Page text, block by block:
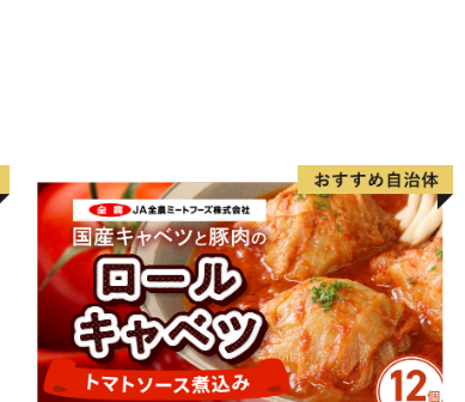
する情報提供のため、
また、上記の手段とし
郵送をさせていただく
御不明な点や、配信・
城市ふるさと納税担当
miyakonojo.jp )までご